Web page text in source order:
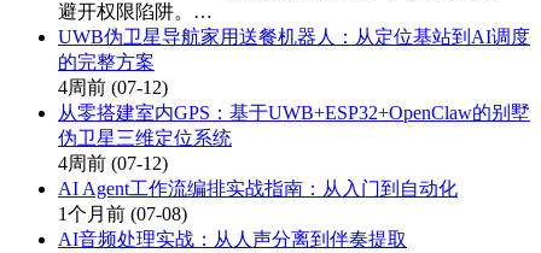
避开权限陷阱。…
UWB伪卫星导航家用送餐机器人：从定位基站到AI调度
的完整方案
4周前 (07-12)
从零搭建室内GPS：基于UWB+ESP32+OpenClaw的别墅
伪卫星三维定位系统
4周前 (07-12)
AI Agent工作流编排实战指南：从入门到自动化
1个月前 (07-08)
AI音频处理实战：从人声分离到伴奏提取